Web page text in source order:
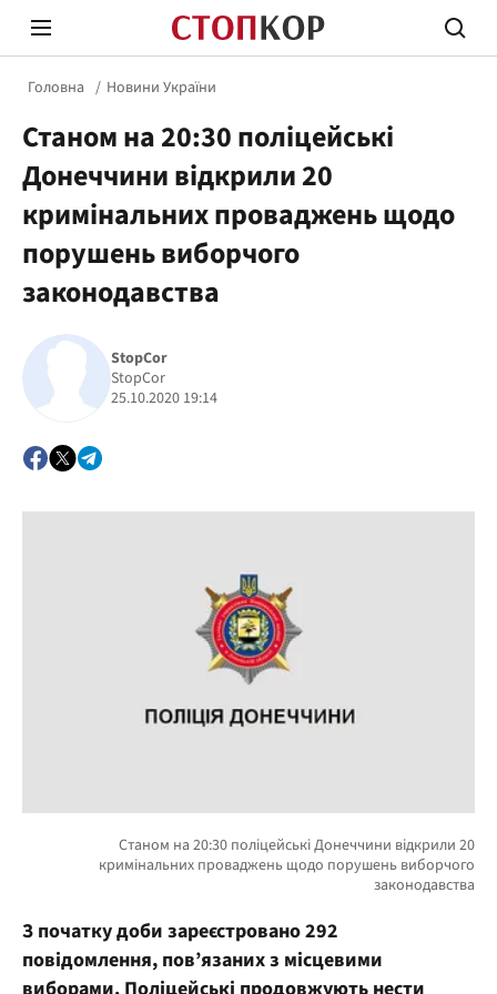
Стоп Політичній Корупції
Політика
Головна Новини України
Станом на 20:30 поліцейські
Донеччини відкрили 20
кримінальних проваджень щодо
порушень виборчого
законодавства
StopCor
StopCor
25.10.2020 19:14
З початку доби зареєстровано 292
повідомлення, пов’язаних з місцевими